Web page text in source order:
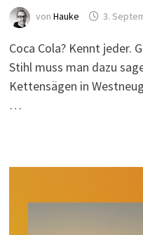
von Hauke 3.
Coca Cola? Kennt jeder.
Stihl muss man dazu
Kettensägen in
…